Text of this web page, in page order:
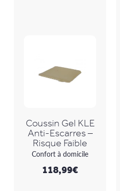
Coussin Gel KLE
Anti-Escarres –
Risque Faible
Confort à domicile
118,99€